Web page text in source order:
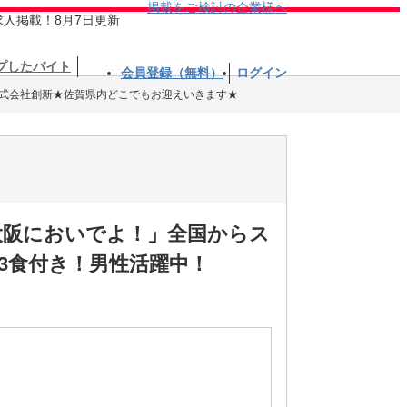
人掲載！8月7日更新
掲載をご検討の企業様へ
したバイト 会員登録（無料） ログイン
会社創新★佐賀県内どこでもお迎えいきます★
においでよ！」全国からス
付き！男性活躍中！